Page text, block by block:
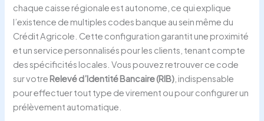
chaque caisse régionale est autonome, ce qui explique
l’existence de multiples codes banque au sein même du
Crédit Agricole. Cette configuration garantit une proximité
et un service personnalisés pour les clients, tenant compte
des spécificités locales. Vous pouvez retrouver ce code
sur votre Relevé d’Identité Bancaire (RIB) , indispensable
pour effectuer tout type de virement ou pour configurer un
prélèvement automatique.